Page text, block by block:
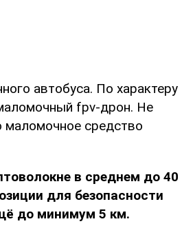
автобуса. По характеру
fpv-дрон. Не
маломочное средство
в среднем до 40
для безопасности
до минимум 5 км.